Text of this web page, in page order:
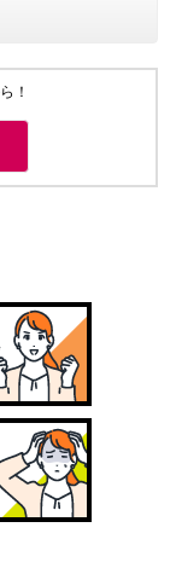
！